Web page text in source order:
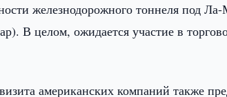
железнодорожного тоннеля под
В целом, ожидается участие в
американских компаний также